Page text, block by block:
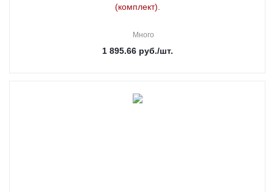
(комплект).
Много
1 895.66руб./шт.